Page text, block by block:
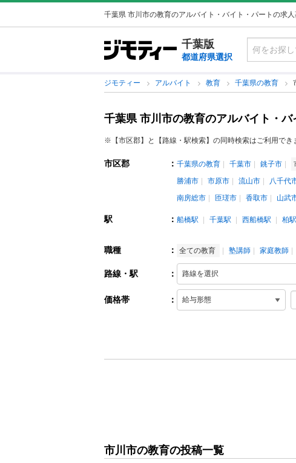
千葉県 市川市の教育のアルバイト・バイト・パートの求
千葉版
都道府県選択
ジモティー アルバイト 教育 千葉県の教育
千葉県 市川市の教育のアルバイト・
※【市区郡】と【路線・駅検索】の同時検索はご利用でき
市区郡 ： 千葉県の教育 千葉市 銚子市
勝浦市
市原市 流山市 八千代
南房総市
匝瑳市 香取市 山武
駅 ： 船橋駅 千葉駅 西船橋駅 柏駅
職種 ： 全ての教育 塾講師 家庭教師
路線・駅 ：
価格帯 ：
市川市の教育の投稿一覧